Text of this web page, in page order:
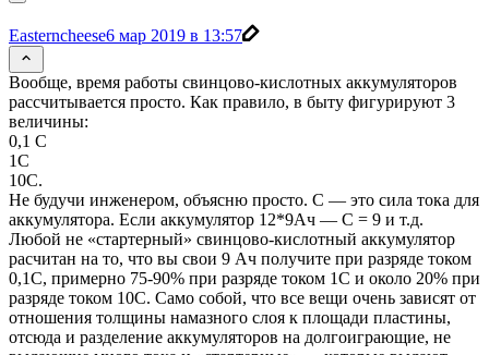
Easterncheese6 мар 2019 в 13:57
Вообще, время работы свинцово-кислотных аккумуляторов
рассчитывается просто. Как правило, в быту фигурируют 3
величины:
0,1 С
1С
10С.
Не будучи инженером, объясню просто. С — это сила тока для
аккумулятора. Если аккумулятор 12*9Ач — С = 9 и т.д.
Любой не «стартерный» свинцово-кислотный аккумулятор
расчитан на то, что вы свои 9 Ач получите при разряде током
0,1С, примерно 75-90% при разряде током 1С и около 20% при
разряде током 10С. Само собой, что все вещи очень зависят от
отношения толщины намазного слоя к площади пластины,
отсюда и разделение аккумуляторов на долгоиграющие, не